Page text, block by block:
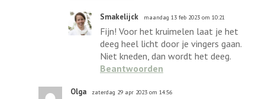
Smakelijck maandag 13 feb 2023 om 10:21
Fijn! Voor het kruimelen laat je het
deeg heel licht door je vingers gaan.
Niet kneden, dan wordt het deeg.
Beantwoorden
Olga zaterdag 29 apr 2023 om 14:56